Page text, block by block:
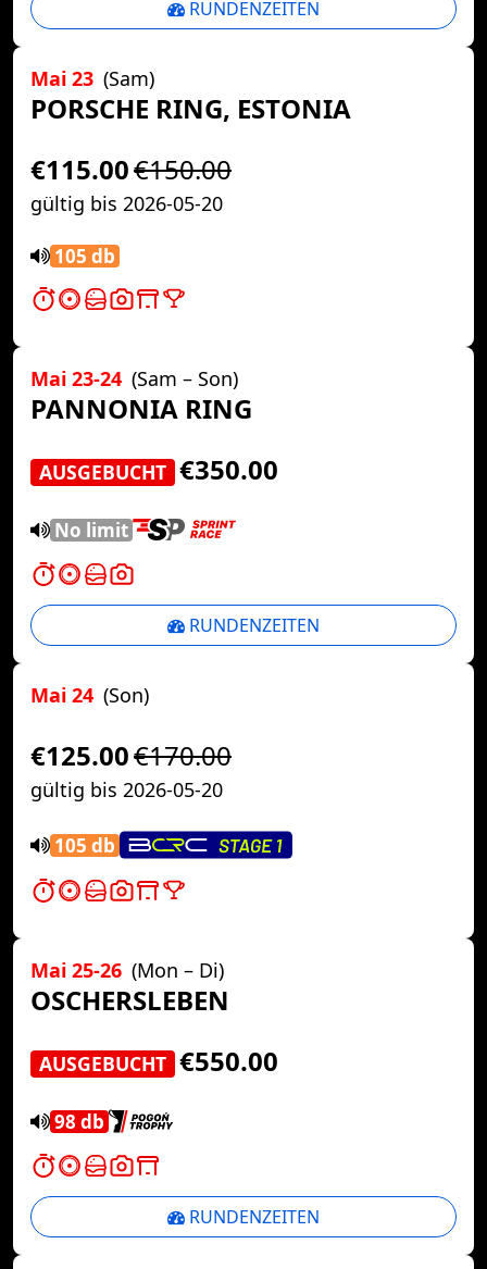
RUNDENZEITEN
Mai 23 (Sam)
PORSCHE RING, ESTONIA
€115.00€150.00
gültig bis 2026-05-20
105 db
Mai 23-24 (Sam – Son)
PANNONIA RING
AUSGEBUCHT €350.00
No limit
RUNDENZEITEN
Mai 24 (Son)
€125.00€170.00
gültig bis 2026-05-20
105 db
Mai 25-26 (Mon – Di)
OSCHERSLEBEN
AUSGEBUCHT €550.00
98 db
RUNDENZEITEN